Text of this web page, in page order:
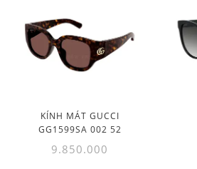
KÍNH MÁT GUCCI
GG1599SA 002 52
9.850.000